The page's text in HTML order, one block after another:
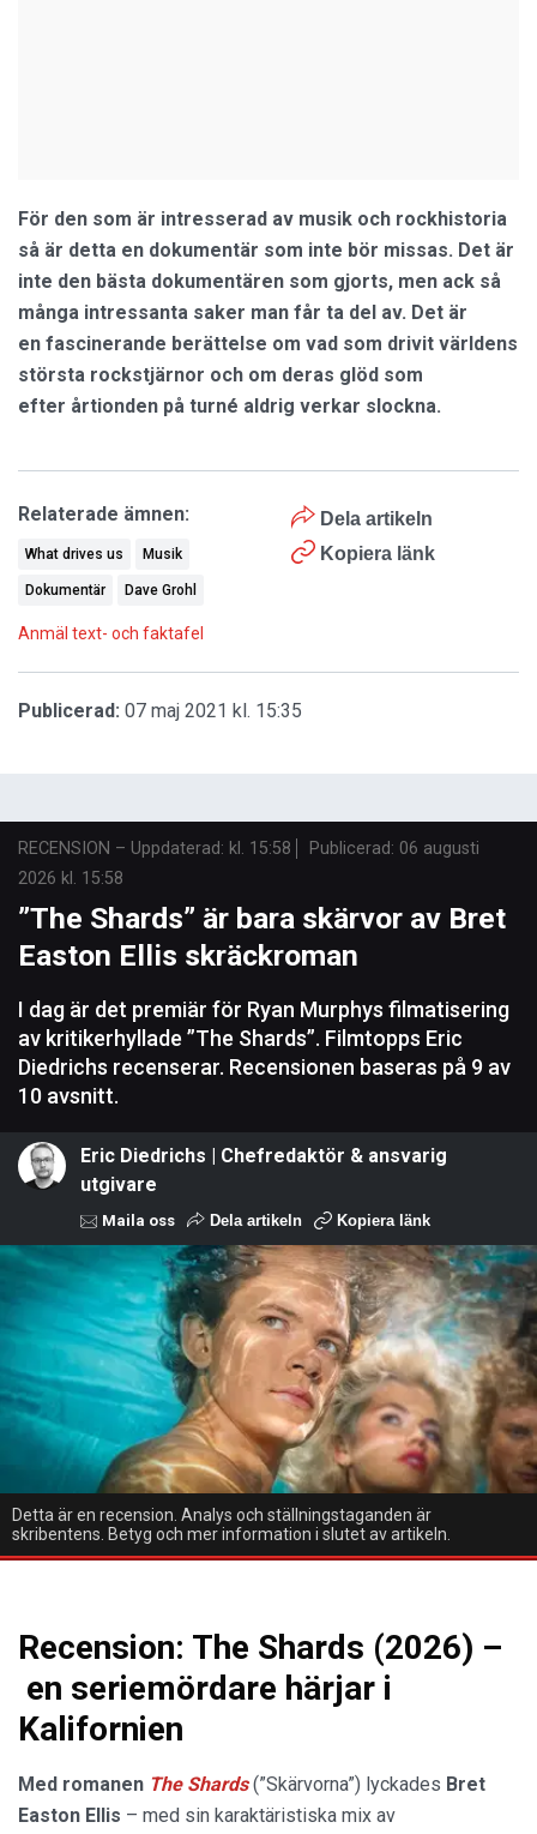
För den som är intresserad av musik och rockhistoria
så är detta en dokumentär som inte bör missas. Det är
inte den bästa dokumentären som gjorts, men ack så
många intressanta saker man får ta del av. Det är
en fascinerande berättelse om vad som drivit världens
största rockstjärnor och om deras glöd som
efter årtionden på turné aldrig verkar slockna.
Dela artikeln
Kopiera länk
Relaterade ämnen:
What drives us Musik
Dokumentär Dave Grohl
Anmäl text- och faktafel
Publicerad: 07 maj 2021 kl. 15:35
RECENSION – Uppdaterad: kl. 15:58 Publicerad: 06 augusti
2026 kl. 15:58
”The Shards” är bara skärvor av Bret
Easton Ellis skräckroman
I dag är det premiär för Ryan Murphys filmatisering
av kritikerhyllade ”The Shards”. Filmtopps Eric
Diedrichs recenserar. Recensionen baseras på 9 av
10 avsnitt.
Eric Diedrichs | Chefredaktör & ansvarig
utgivare
Maila oss Dela artikeln Kopiera länk
Detta är en recension. Analys och ställningstaganden är
skribentens. Betyg och mer information i slutet av artikeln.
Recension: The Shards (2026) –
en seriemördare härjar i
Kalifornien
Med romanen The Shards(”Skärvorna”) lyckades Bret
Easton Ellis – med sin karaktäristiska mix av